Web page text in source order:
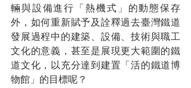
輛與設備進行「熱機式」的動態保存
外，如何重新賦予及詮釋過去臺灣鐵道
發展過程中的建築、設備、技術與職工
文化的意義，甚至是展現更大範圍的鐵
道文化，以充分達到建置「活的鐵道博
物館」的目標呢？